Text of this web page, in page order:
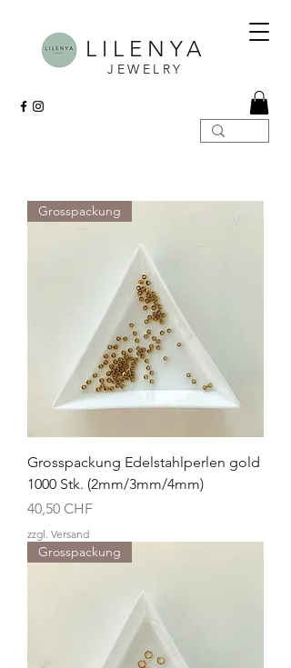
LILENYA
JEWELRY
Grosspackung
Grosspackung Edelstahlperlen gold
1000 Stk. (2mm/3mm/4mm)
Preis
40,50 CHF
zzgl. Versand
Grosspackung